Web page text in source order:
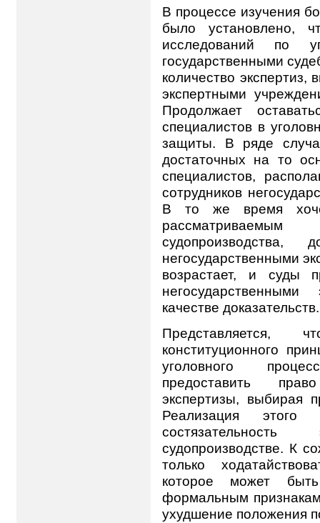
В процессе изучения
было установлено,
исследований по
государственными
количество
экспертными
Продолжает
специалистов в
защиты. В ряде
достаточных на то
специалистов,
сотрудников
В то же время
судопроизводства,
негосударственными
возрастает, и суды
качестве доказательств.
конституционного
уголовного
предоставить
экспертизы, выбирая
Реализация
судопроизводстве. К
только
которое может
формальным
ухудшение положения